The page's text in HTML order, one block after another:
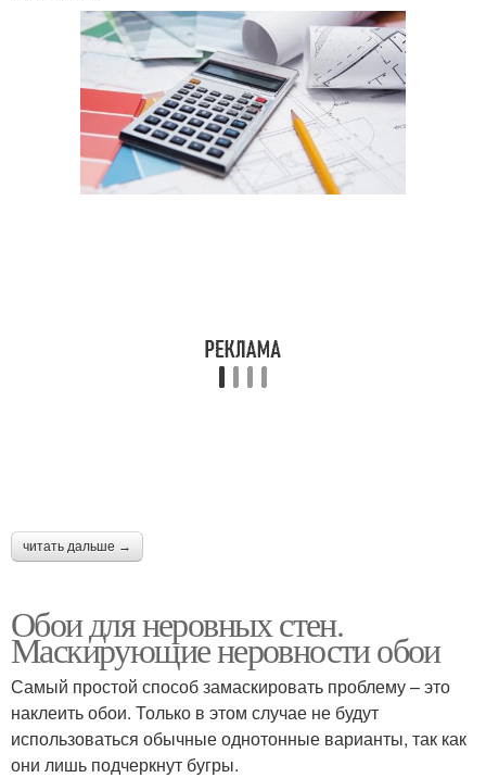
читать дальше →
Обои для неровных стен.
Маскирующие неровности обои
Самый простой способ замаскировать проблему – это
наклеить обои. Только в этом случае не будут
использоваться обычные однотонные варианты, так как
они лишь подчеркнут бугры.